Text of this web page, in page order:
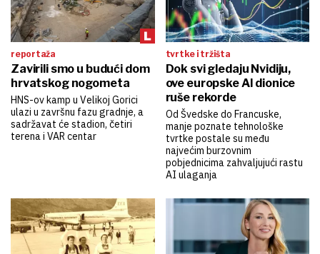
reportaža
Zavirili smo u budući dom
hrvatskog nogometa
HNS-ov kamp u Velikoj Gorici
ulazi u završnu fazu gradnje, a
sadržavat će stadion, četiri
terena i VAR centar
tvrtke i tržišta
Dok svi gledaju Nvidiju,
ove europske AI dionice
ruše rekorde
Od Švedske do Francuske,
manje poznate tehnološke
tvrtke postale su među
najvećim burzovnim
pobjednicima zahvaljujući rastu
AI ulaganja